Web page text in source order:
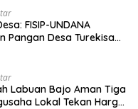
FISIP-UNDANA
Pangan Desa Turekisa
Labuan Bajo Aman Tiga
Lokal Tekan Harga